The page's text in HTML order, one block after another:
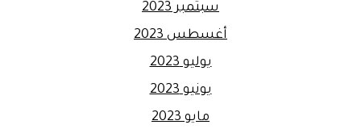
سبتمبر 2023
أغسطس 2023
يوليو 2023
يونيو 2023
مايو 2023